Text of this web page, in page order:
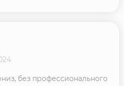
без профессионального